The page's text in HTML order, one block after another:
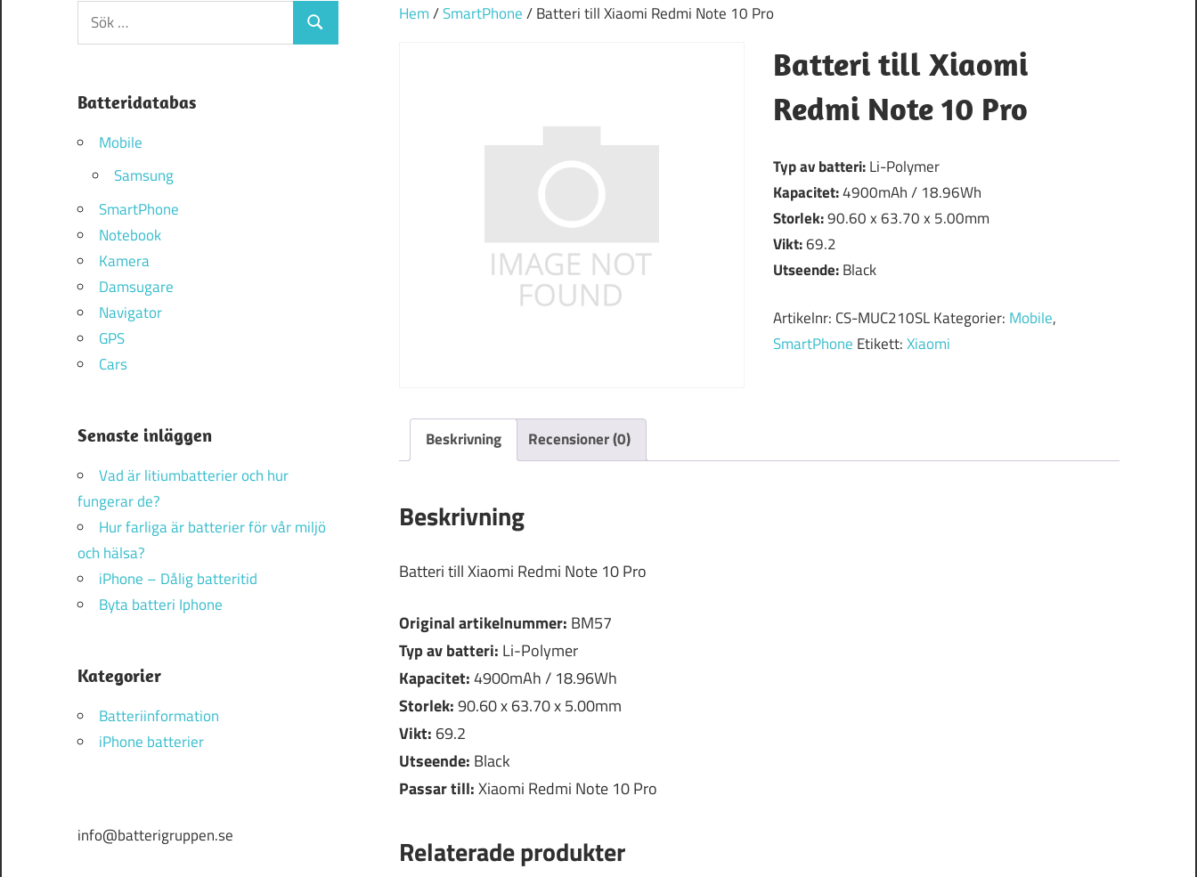
Hem/SmartPhone/ Batteri till Xiaomi Redmi Note 10 Pro
Batteri till Xiaomi
Redmi Note 10 Pro
Typ av batteri:Li-Polymer
Kapacitet:4900mAh / 18.96Wh
Storlek:90.60 x 63.70 x 5.00mm
Vikt:69.2
Utseende:Black
Artikelnr: CS-MUC210SLKategorier: Mobile,
SmartPhone Etikett:Xiaomi
Beskrivning Recensioner (0)
Beskrivning
Batteri till Xiaomi Redmi Note 10 Pro
Original artikelnummer: BM57
Typ av batteri: Li-Polymer
Kapacitet:4900mAh / 18.96Wh
Storlek:90.60 x 63.70 x 5.00mm
Vikt: 69.2
Utseende: Black
Passar till:Xiaomi Redmi Note 10 Pro
Relaterade produkter
Sök
efter:
Sök
Batteridatabas
Mobile
Samsung
SmartPhone
Notebook
Kamera
Damsugare
Navigator
GPS
Cars
Senaste inläggen
Vad är litiumbatterier och hur
fungerar de?
Hur farliga är batterier för vår miljö
och hälsa?
iPhone – Dålig batteritid
Byta batteri Iphone
Kategorier
Batteriinformation
iPhone batterier
info@batterigruppen.se